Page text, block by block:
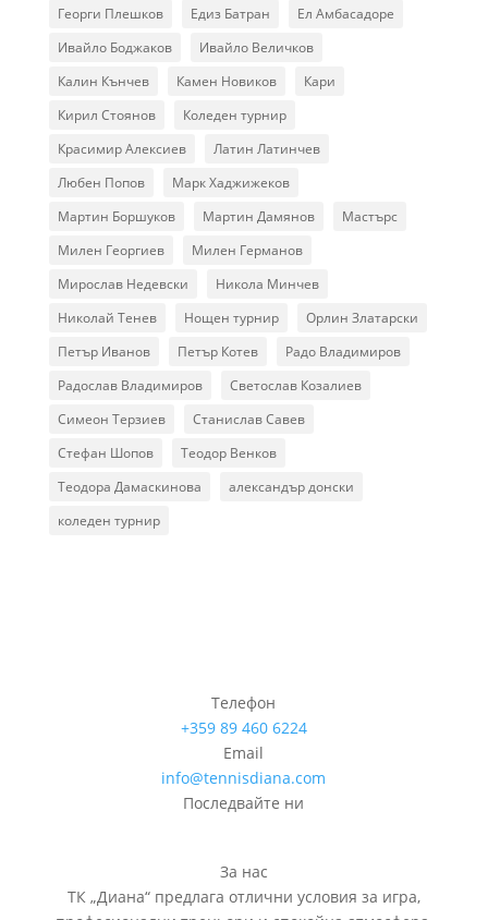
Георги Плешков
Едиз Батран
Ел Амбасадоре
Ивайло Боджаков
Ивайло Величков
Калин Кънчев
Камен Новиков
Кари
Кирил Стоянов
Коледен турнир
Красимир Алексиев
Латин Латинчев
Любен Попов
Марк Хаджижеков
Мартин Боршуков
Мартин Дамянов
Мастърс
Милен Георгиев
Милен Германов
Мирослав Недевски
Никола Минчев
Николай Тенев
Нощен турнир
Орлин Златарски
Петър Иванов
Петър Котев
Радо Владимиров
Радослав Владимиров
Светослав Козалиев
Симеон Терзиев
Станислав Савев
Стефан Шопов
Теодор Венков
Теодора Дамаскинова
александър донски
коледен турнир
Телефон
+359 89 460 6224­
Email
info@tennisdiana.com
Последвайте ни
За нас
ТК „Диана“ предлага отлични условия за игра,